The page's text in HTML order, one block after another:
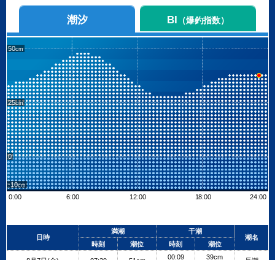
潮汐 BI （爆釣指数）
50
25
0
-10
0:00
6:00 12:00 18:00 24:00
+
日時
満潮
干潮
潮名
時刻
潮位 時刻 潮位
00:09
39cm